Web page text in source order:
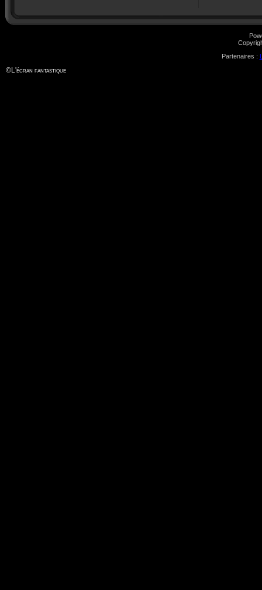
Partenaires :
©L'écran fantastique